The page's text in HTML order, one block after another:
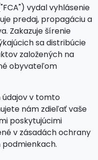
vydal vyhlásenie
predaj, propagáciu a
Zakazuje šírenie
sa distribúcie
založených na
obyvateľom
údajov v tomto
nám zdieľať vaše
poskytujúcimi
v zásadách ochrany